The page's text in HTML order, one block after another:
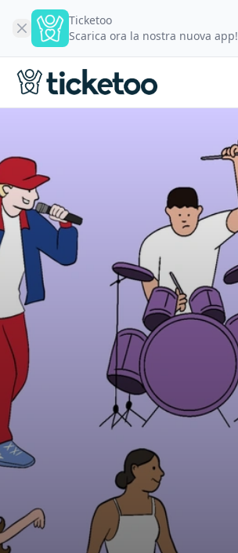
Ticketoo
Scarica ora la nostra nuova app!